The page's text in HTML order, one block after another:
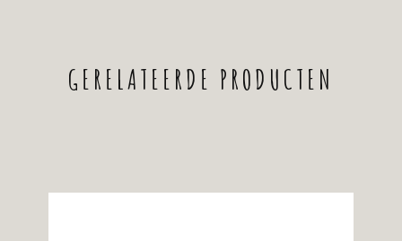
GERELATEERDE PRODUCTEN